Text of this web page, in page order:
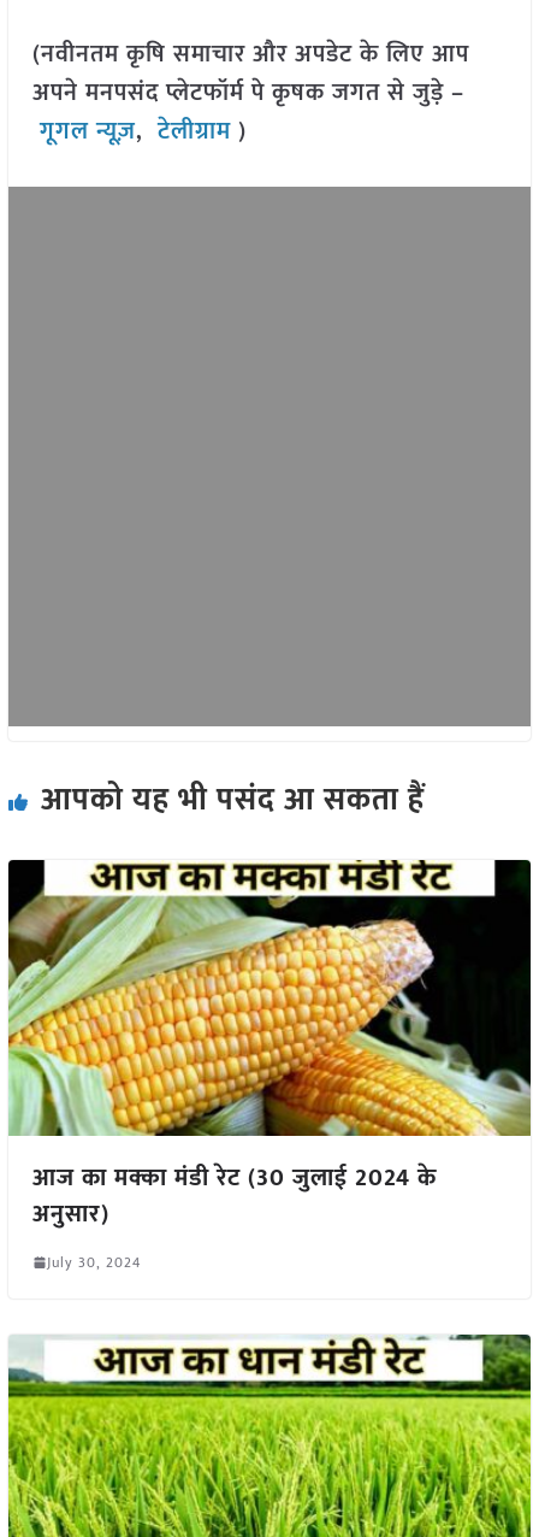
(नवीनतम कृषि समाचार और अपडेट के लिए आप
अपने मनपसंद प्लेटफॉर्म पे कृषक जगत से जुड़े –
गूगल न्यूज़,टेलीग्राम )
आपको यह भी पसंद आ सकता हैं
आज का मक्का मंडी रेट (30 जुलाई 2024 के
अनुसार)
July 30, 2024